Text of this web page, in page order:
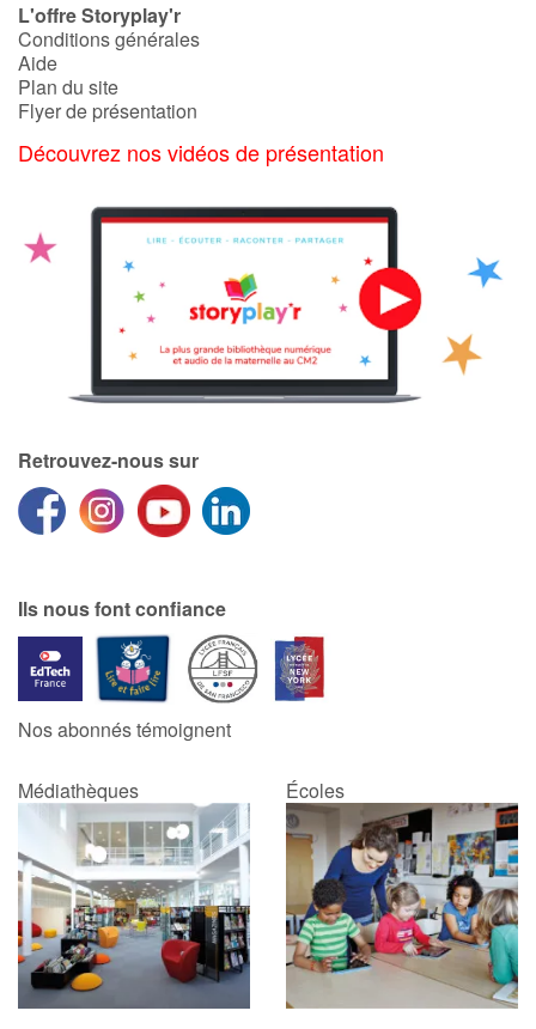
L'offre Storyplay'r
Conditions générales
Aide
Plan du site
Flyer de présentation
Découvrez nos vidéos de présentation
Retrouvez-nous sur
Ils nous font confiance
Nos abonnés témoignent
Médiathèques Écoles